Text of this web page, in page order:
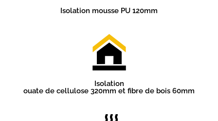
Isolation mousse PU 120mm
Isolation
ouate de cellulose 320mm et fibre de bois 60mm